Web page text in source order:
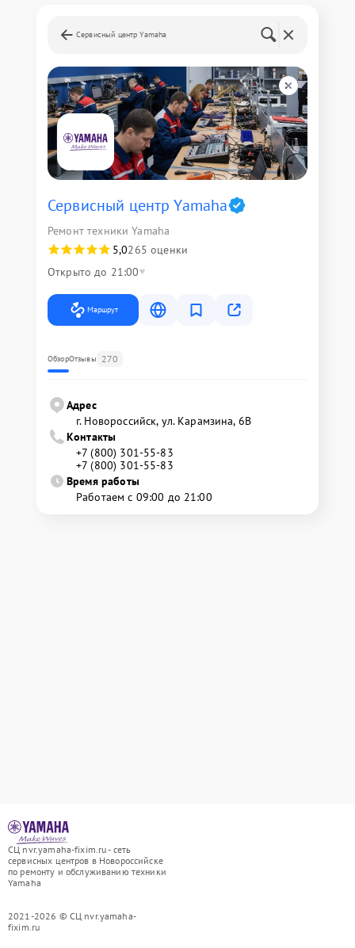
Сервисный центр Yamaha
Сервисный центр Yamaha
Ремонт техники Yamaha
5,0265 оценки
Открыто до 21:00
Маршрут
ОбзорОтзывы 270
Адрес
г. Новороссийск, ул. Карамзина, 6В
Контакты
+7 (800) 301-55-83
+7 (800) 301-55-83
Время работы
Работаем с 09:00 до 21:00
СЦ nvr.yamaha-fixim.ru - сеть
сервисных центров в Новороссийске
по ремонту и обслуживанию техники
Yamaha
2021-2026 © СЦ nvr.yamaha-
fixim.ru